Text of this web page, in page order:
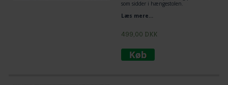
som sidder i hængestolen.
Læs mere...
499,00 DKK